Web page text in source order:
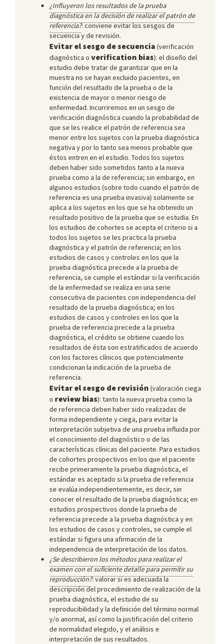
¿Influyeron los resultados de la prueba
diagnóstica en la decisión de realizar el patrón de
referencia?: conviene evitar los sesgos de
secuencia y de revisión.
Evitar el sesgo de secuencia (verificación
diagnóstica o verification bias): el diseño del
estudio debe tratar de garantizar que en la
muestra no se hayan excluido pacientes, en
función del resultado de la prueba o de la
existencia de mayor o menor riesgo de
enfermedad. Incurriremos en un sesgo de
verificación diagnóstica cuando la probabilidad de
que se les realice el patrón de referencia sea
menor entre los sujetos con la prueba diagnóstica
negativa y por lo tanto sea menos probable que
éstos entren en el estudio. Todos los sujetos
deben haber sido sometidos tanto a la nueva
prueba como a la de referencia; sin embargo, en
algunos estudios (sobre todo cuando el patrón de
referencia es una prueba invasiva) solamente se
aplica a los sujetos en los que se ha obtenido un
resultado positivo de la prueba que se estudia. En
los estudios de cohortes se acepta el criterio si a
todos los sujetos se les practica la prueba
diagnóstica y el patrón de referencia; en los
estudios de casos y controles en los que la
prueba diagnóstica precede a la prueba de
referencia, se cumple el estándar si la verificación
de la enfermedad se realiza en una serie
consecutiva de pacientes con independencia del
resultado de la prueba diagnóstica; en los
estudios de casos y controles en los que la
prueba de referencia precede a la prueba
diagnóstica, el crédito se obtiene cuando los
resultados de ésta son estratificados de acuerdo
con los factores clínicos que potencialmente
condicionan la indicación de la prueba de
referencia.
Evitar el sesgo de revisión (valoración ciega
o review bias): tanto la nueva prueba como la
de referencia deben haber sido realizadas de
forma independiente y ciega, para evitar la
interpretación subjetiva de una prueba influida por
el conocimiento del diagnóstico o de las
características clínicas del paciente. Para estudios
de cohortes prospectivos en los que el paciente
recibe primeramente la prueba diagnóstica, el
estándar es aceptado si la prueba de referencia
se evalúa independientemente, es decir, sin
conocer el resultado de la prueba diagnóstica; en
estudios prospectivos donde la prueba de
referencia precede a la prueba diagnóstica y en
los estudios de casos y controles, se cumple el
estándar si figura una afirmación de la
independencia de interpretación de los datos.
¿Se describieron los métodos para realizar el
examen con el suficiente detalle para permitir su
reproducción?: valorar si es adecuada la
descripción del procedimiento de realización de la
prueba diagnóstica, el estudio de su
reproducibilidad y la definición del término normal
y/o anormal, así como la justificación del criterio
de normalidad elegido, y el análisis e
interpretación de sus resultados.